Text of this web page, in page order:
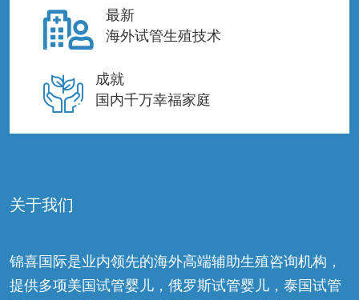
最新
海外试管生殖技术
成就
国内千万幸福家庭
关于我们
锦喜国际是业内领先的海外高端辅助生殖咨询机构，
提供多项美国试管婴儿，俄罗斯试管婴儿，泰国试管